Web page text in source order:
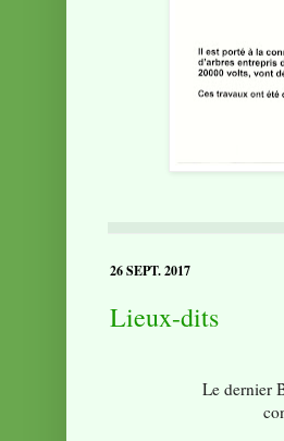
26 SEPT. 2017
Lieux-dits
Le dernier